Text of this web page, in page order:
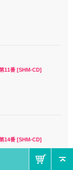
11番 [SHM-CD]
14番 [SHM-CD]